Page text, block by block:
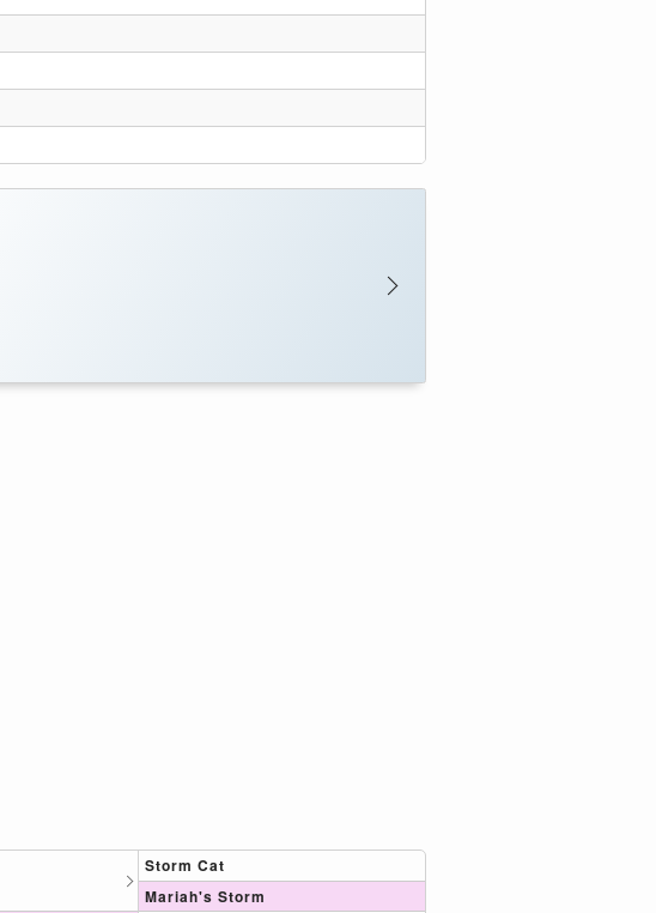
Storm Cat
Mariah's Storm